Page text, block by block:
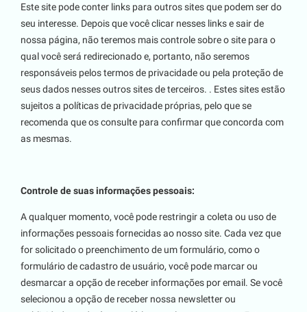
Este site pode conter links para outros sites que podem ser do
seu interesse. Depois que você clicar nesses links e sair de
nossa página, não teremos mais controle sobre o site para o
qual você será redirecionado e, portanto, não seremos
responsáveis pelos termos de privacidade ou pela proteção de
seus dados nesses outros sites de terceiros. . Estes sites estão
sujeitos a políticas de privacidade próprias, pelo que se
recomenda que os consulte para confirmar que concorda com
as mesmas.
Controle de suas informações pessoais:
A qualquer momento, você pode restringir a coleta ou uso de
informações pessoais fornecidas ao nosso site. Cada vez que
for solicitado o preenchimento de um formulário, como o
formulário de cadastro de usuário, você pode marcar ou
desmarcar a opção de receber informações por email. Se você
selecionou a opção de receber nossa newsletter ou